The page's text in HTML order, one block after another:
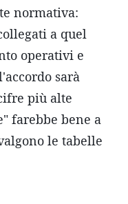
normativa:
a quel
operativi e
sarà
più alte
farebbe bene a
le tabelle